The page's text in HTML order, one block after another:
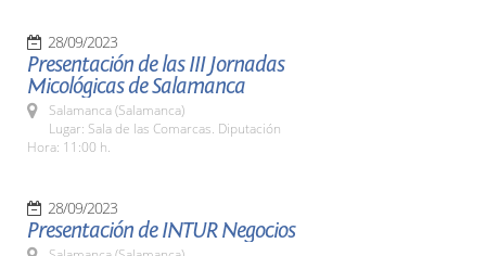
28/09/2023
Presentación de las III Jornadas
Micológicas de Salamanca
Salamanca (Salamanca)
Lugar: Sala de las Comarcas. Diputación
Hora: 11:00 h.
28/09/2023
Presentación de INTUR Negocios